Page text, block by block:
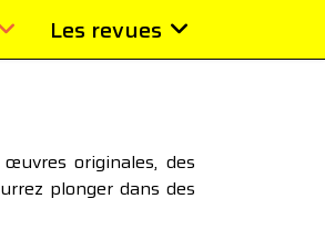
Les revues
originales, des
plonger dans des